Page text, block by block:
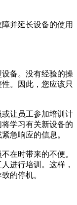
并延长设备的使用
备。没有经验的操
。因此，您应该只
让员工参加培训计
学习有关新设备的
急响应的信息。
在时带来的不便。
进行培训。这样，
的停机。